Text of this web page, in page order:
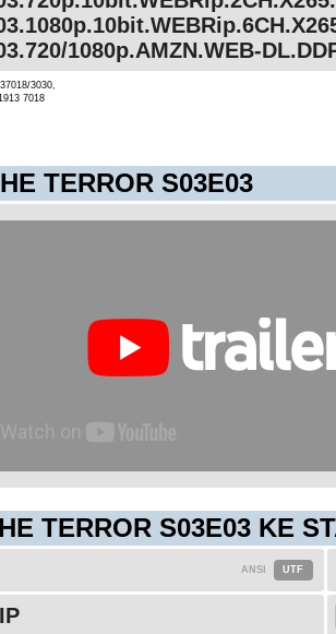
1080p.AMZN.WEB-
3030,
7018
TERROR S03E03
TERROR S03E03 KE